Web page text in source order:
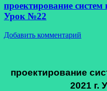
проектирование
Урок №22
Добавить комментарий
проектирование
2021 г.